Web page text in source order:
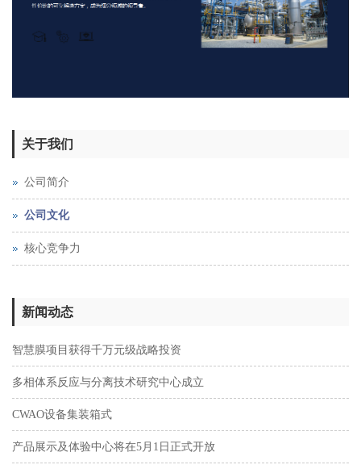
关于我们
公司简介
公司文化
核心竞争力
新闻动态
智慧膜项目获得千万元级战略投资
多相体系反应与分离技术研究中心成立
CWAO设备集装箱式
产品展示及体验中心将在5月1日正式开放